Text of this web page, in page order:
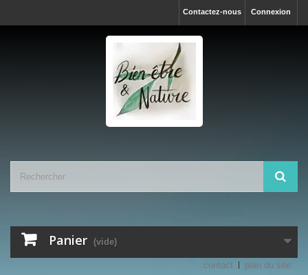
Connexion
Contactez-nous
Panier (vide)
contact plan du site